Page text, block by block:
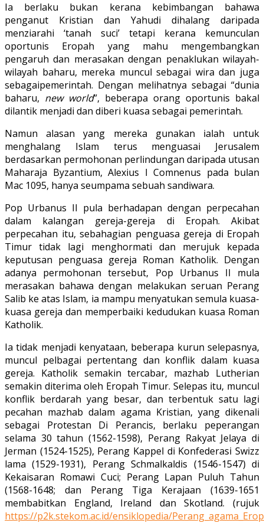
Ia berlaku bukan kerana kebimbangan bahawa
penganut Kristian dan Yahudi dihalang daripada
menziarahi ‘tanah suci’ tetapi kerana kemunculan
oportunis Eropah yang mahu mengembangkan
pengaruh dan merasakan dengan penaklukan wilayah-
wilayah baharu, mereka muncul sebagai wira dan juga
sebagaipemerintah. Dengan melihatnya sebagai “dunia
baharu, new world”, beberapa orang oportunis bakal
dilantik menjadi dan diberi kuasa sebagai pemerintah.
Namun alasan yang mereka gunakan ialah untuk
menghalang Islam terus menguasai Jerusalem
berdasarkan permohonan perlindungan daripada utusan
Maharaja Byzantium, Alexius I Comnenus pada bulan
Mac 1095, hanya seumpama sebuah sandiwara.
Pop Urbanus II pula berhadapan dengan perpecahan
dalam kalangan gereja-gereja di Eropah. Akibat
perpecahan itu, sebahagian penguasa gereja di Eropah
Timur tidak lagi menghormati dan merujuk kepada
keputusan penguasa gereja Roman Katholik. Dengan
adanya permohonan tersebut, Pop Urbanus II mula
merasakan bahawa dengan melakukan seruan Perang
Salib ke atas Islam, ia mampu menyatukan semula kuasa-
kuasa gereja dan memperbaiki kedudukan kuasa Roman
Katholik.
Ia tidak menjadi kenyataan, beberapa kurun selepasnya,
muncul pelbagai pertentang dan konflik dalam kuasa
gereja. Katholik semakin tercabar, mazhab Lutherian
semakin diterima oleh Eropah Timur. Selepas itu, muncul
konflik berdarah yang besar, dan terbentuk satu lagi
pecahan mazhab dalam agama Kristian, yang dikenali
sebagai Protestan Di Perancis, berlaku peperangan
selama 30 tahun (1562-1598), Perang Rakyat Jelaya di
Jerman (1524-1525), Perang Kappel di Konfederasi Swizz
lama (1529-1931), Perang Schmalkaldis (1546-1547) di
Kekaisaran Romawi Cuci; Perang Lapan Puluh Tahun
(1568-1648; dan Perang Tiga Kerajaan (1639-1651
membabitkan England, Ireland dan Skotland. (rujuk
https://p2k.stekom.ac.id/ensiklopedia/